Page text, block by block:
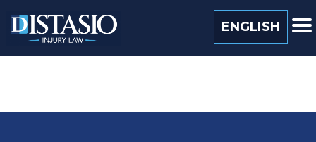
ENGLISH
(813) 259 0022